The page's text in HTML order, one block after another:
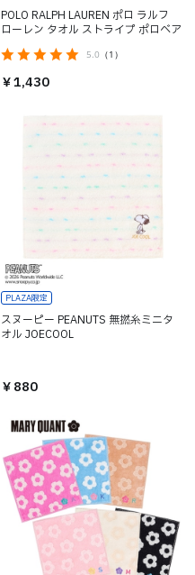
POLO RALPH LAUREN ポロ ラルフ
ローレン タオル ストライプ ポロベア
5.0 （1）
￥1,430
PLAZA限定
スヌーピー PEANUTS 無撚糸ミニタ
オル JOECOOL
￥880